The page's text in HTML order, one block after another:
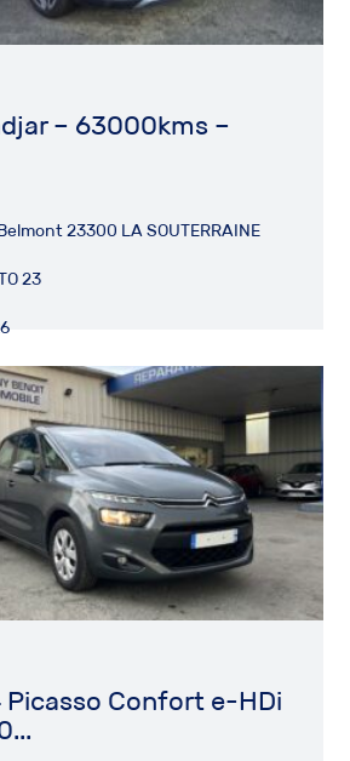
– 63000kms –
23300 LA SOUTERRAINE
23
Picasso Confort e-HDi